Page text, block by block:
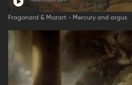
Fragonard & Mozart - Mercury and argus